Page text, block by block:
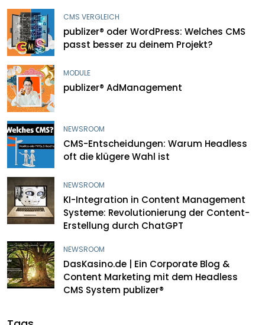
CMS VERGLEICH
publizer® oder WordPress: Welches CMS
passt besser zu deinem Projekt?
MODULE
publizer® AdManagement
NEWSROOM
CMS-Entscheidungen: Warum Headless
oft die klügere Wahl ist
NEWSROOM
KI-Integration in Content Management
Systeme: Revolutionierung der Content-
Erstellung durch ChatGPT
NEWSROOM
DasKasino.de | Ein Corporate Blog &
Content Marketing mit dem Headless
CMS System publizer®